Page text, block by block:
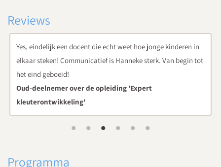
Reviews
Yes, eindelijk een docent die echt weet hoe jonge kinderen in
elkaar steken! Communicatief is Hanneke sterk. Van begin tot
het eind geboeid!
Oud-deelnemer over de opleiding 'Expert
kleuterontwikkeling'
Programma